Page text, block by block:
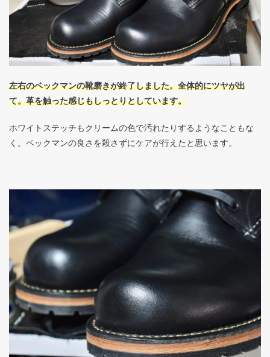
左右のベックマンの靴磨きが終了しました。全体的にツヤが出
て。革を触った感じもしっとりとしています。
ホワイトステッチもクリームの色で汚れたりするようなこともな
く。ベックマンの良さを殺さずにケアが行えたと思います。